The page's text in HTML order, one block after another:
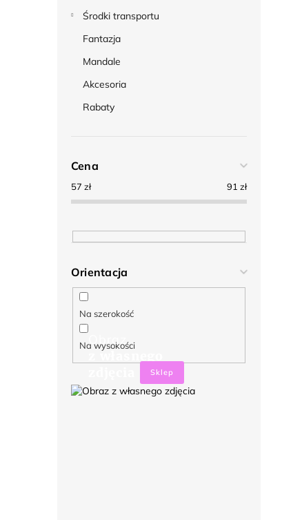
Środki transportu
Fantazja
Mandale
Akcesoria
Rabaty
Cena
57 zł 91 zł
Orientacja
Na szerokość
Na wysokości
Obraz
z własnego
Sklep